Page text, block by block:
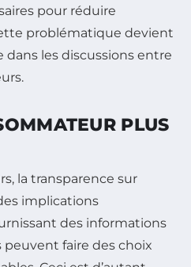
pour réduire
problématique devient
les discussions entre
PLUS
la transparence sur
implications
des informations
peuvent faire des choix